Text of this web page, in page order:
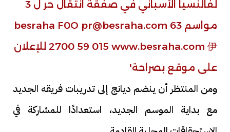
ومن المنتظر أن ينضم ديانج إلى تدريبات فريقه الجديد
مع بداية الموسم الجديد، استعدادًا للمشاركة في